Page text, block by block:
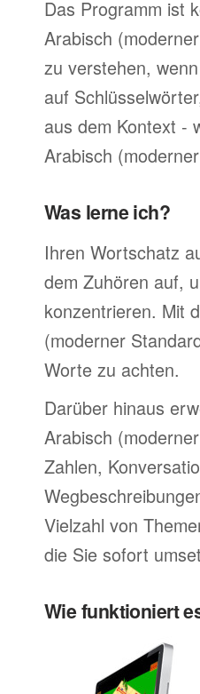
Das Programm ist
Arabisch
zu verstehen,
auf
aus dem Kontext -
Arabisch
Was lerne ich?
Ihren Wortschatz
dem Zuhören auf,
konzentrieren. Mit
(moderner
Worte zu achten.
Darüber hinaus
Arabisch
Zahlen,
Vielzahl von
die Sie sofort
Wie funktioniert